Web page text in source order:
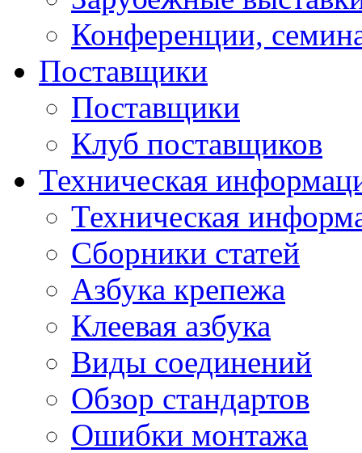
Конференции,
Поставщики
Поставщики
Клуб поставщиков
Техническая
Техническая
Сборники статей
Азбука крепежа
Клеевая азбука
Виды соединений
Обзор стандартов
Ошибки монтажа